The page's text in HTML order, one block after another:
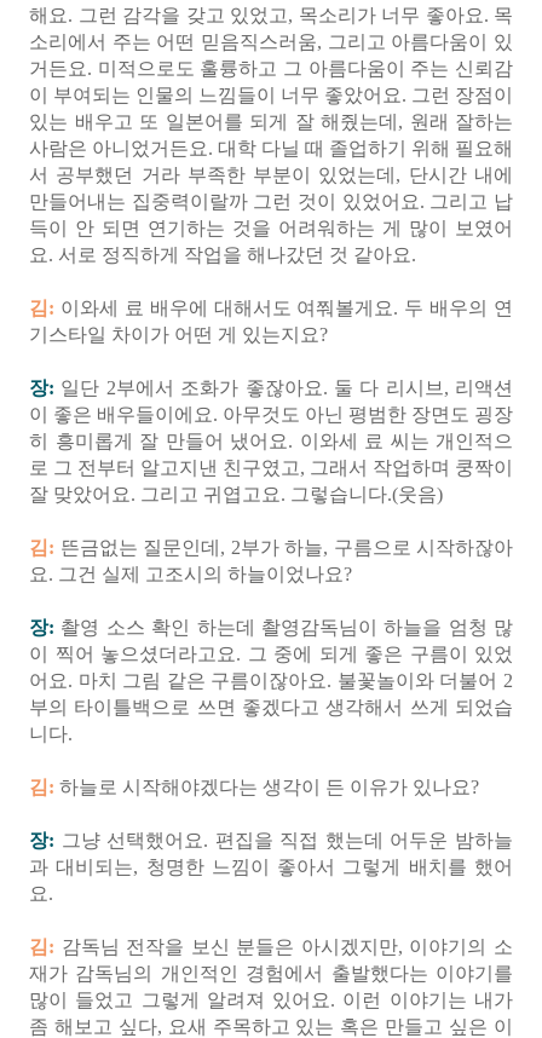
해요. 그런 감각을 갖고 있었고, 목소리가 너무 좋아요. 목
소리에서 주는 어떤 믿음직스러움, 그리고 아름다움이 있
거든요. 미적으로도 훌륭하고 그 아름다움이 주는 신뢰감
이 부여되는 인물의 느낌들이 너무 좋았어요. 그런 장점이
있는 배우고 또 일본어를 되게 잘 해줬는데, 원래 잘하는
사람은 아니었거든요. 대학 다닐 때 졸업하기 위해 필요해
서 공부했던 거라 부족한 부분이 있었는데, 단시간 내에
만들어내는 집중력이랄까 그런 것이 있었어요. 그리고 납
득이 안 되면 연기하는 것을 어려워하는 게 많이 보였어
요. 서로 정직하게 작업을 해나갔던 것 같아요.
김: 이와세 료 배우에 대해서도 여쭤볼게요. 두 배우의 연
기스타일 차이가 어떤 게 있는지요?
장: 일단 2부에서 조화가 좋잖아요. 둘 다 리시브, 리액션
이 좋은 배우들이에요. 아무것도 아닌 평범한 장면도 굉장
히 흥미롭게 잘 만들어 냈어요. 이와세 료 씨는 개인적으
로 그 전부터 알고지낸 친구였고, 그래서 작업하며 쿵짝이
잘 맞았어요. 그리고 귀엽고요. 그렇습니다.(웃음)
김: 뜬금없는 질문인데, 2부가 하늘, 구름으로 시작하잖아
요. 그건 실제 고조시의 하늘이었나요?
장: 촬영 소스 확인 하는데 촬영감독님이 하늘을 엄청 많
이 찍어 놓으셨더라고요. 그 중에 되게 좋은 구름이 있었
어요. 마치 그림 같은 구름이잖아요. 불꽃놀이와 더불어 2
부의 타이틀백으로 쓰면 좋겠다고 생각해서 쓰게 되었습
니다.
김: 하늘로 시작해야겠다는 생각이 든 이유가 있나요?
장: 그냥 선택했어요. 편집을 직접 했는데 어두운 밤하늘
과 대비되는, 청명한 느낌이 좋아서 그렇게 배치를 했어
요.
김: 감독님 전작을 보신 분들은 아시겠지만, 이야기의 소
재가 감독님의 개인적인 경험에서 출발했다는 이야기를
많이 들었고 그렇게 알려져 있어요. 이런 이야기는 내가
좀 해보고 싶다, 요새 주목하고 있는 혹은 만들고 싶은 이